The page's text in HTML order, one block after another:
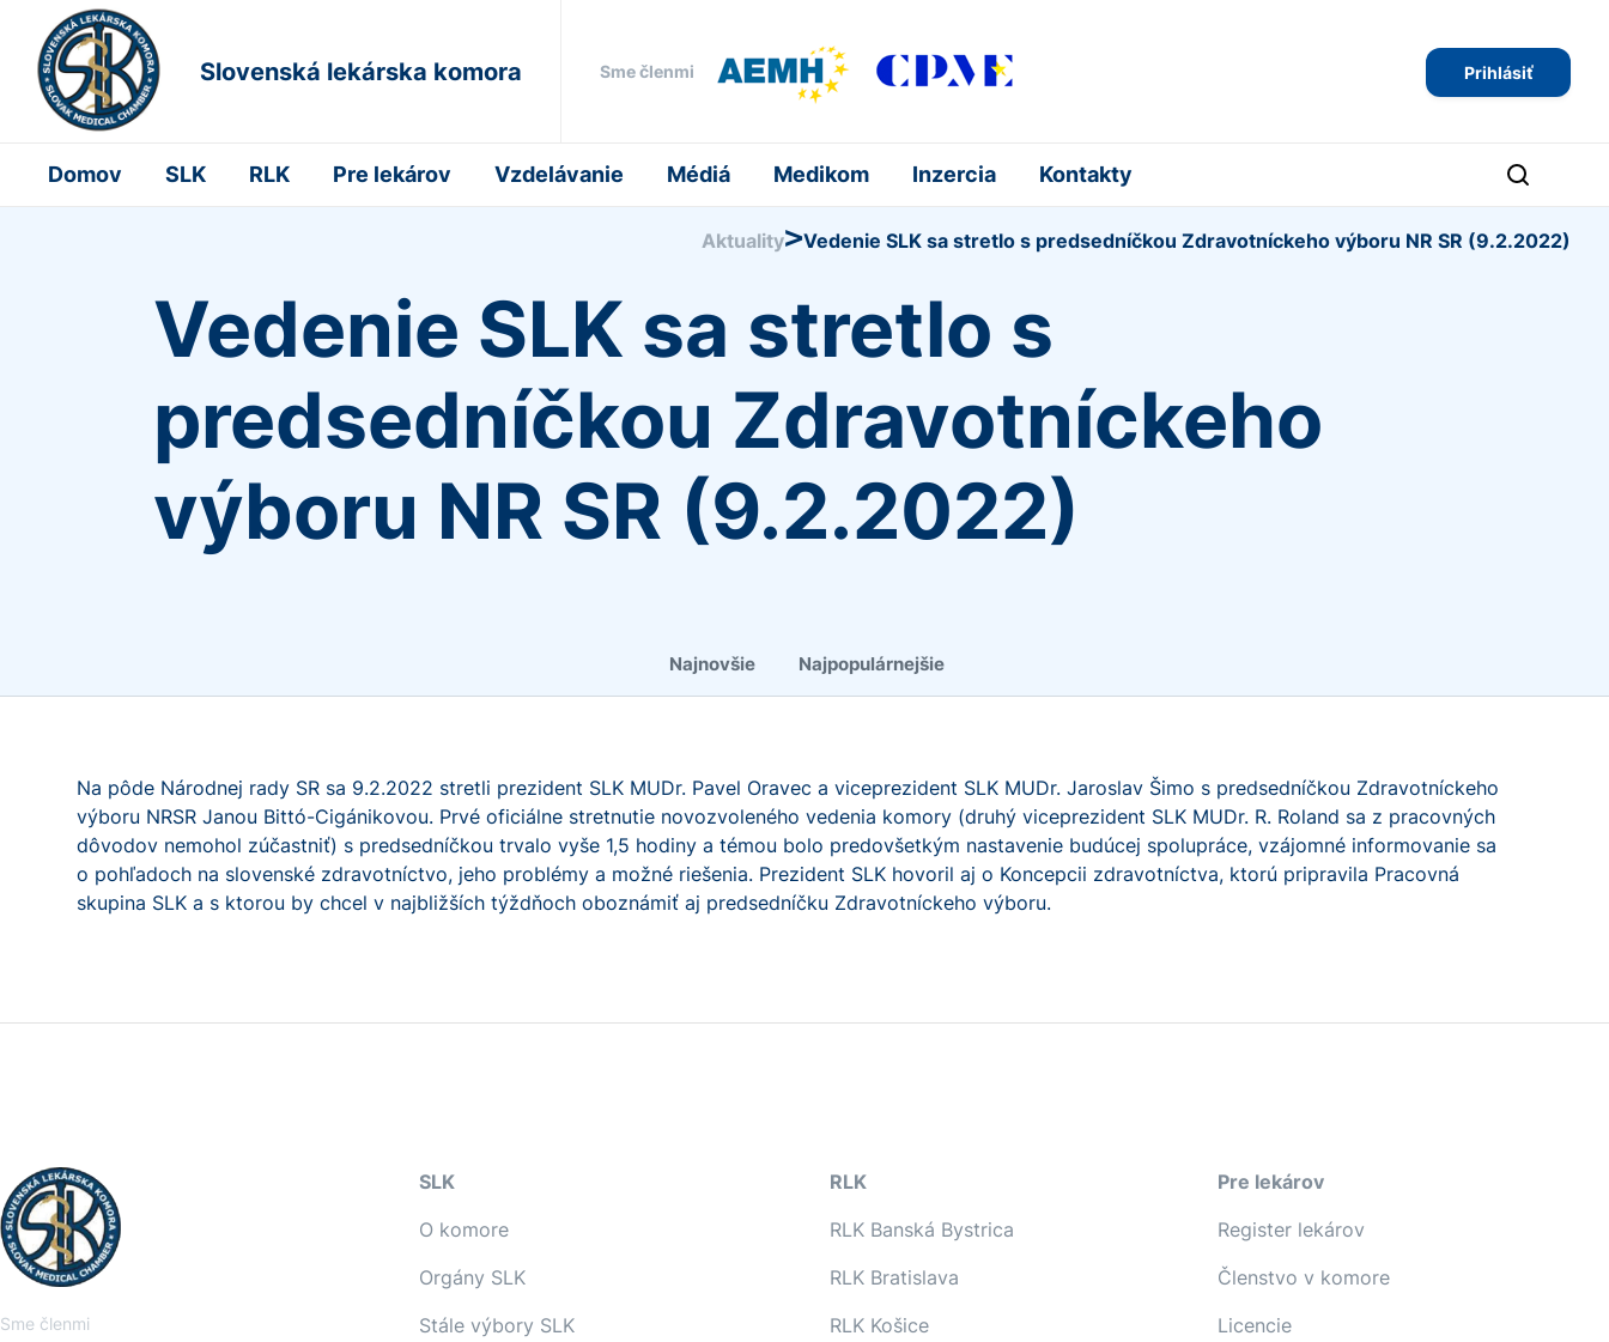
Slovenská lekárska komora Sme členmi Prihlásiť
Domov SLK RLK Pre lekárov Vzdelávanie Médiá Medikom Inzercia Kontakty
Aktuality>Vedenie SLK sa stretlo s predsedníčkou Zdravotníckeho výboru NR SR (9.2.2022)
Vedenie SLK sa stretlo s
predsedníčkou Zdravotníckeho
výboru NR SR (9.2.2022)
Najnovšie Najpopulárnejšie
Na pôde Národnej rady SR sa 9.2.2022 stretli prezident SLK MUDr. Pavel Oravec a viceprezident SLK MUDr. Jaroslav Šimo s predsedníčkou Zdravotníckeho
výboru NRSR Janou Bittó-Cigánikovou. Prvé oficiálne stretnutie novozvoleného vedenia komory (druhý viceprezident SLK MUDr. R. Roland sa z pracovných
dôvodov nemohol zúčastniť) s predsedníčkou trvalo vyše 1,5 hodiny a témou bolo predovšetkým nastavenie budúcej spolupráce, vzájomné informovanie sa
o pohľadoch na slovenské zdravotníctvo, jeho problémy a možné riešenia. Prezident SLK hovoril aj o Koncepcii zdravotníctva, ktorú pripravila Pracovná
skupina SLK a s ktorou by chcel v najbližších týždňoch oboznámiť aj predsedníčku Zdravotníckeho výboru.
Sme členmi
SLK
O komore
Orgány SLK
Stále výbory SLK
RLK
RLK Banská Bystrica
RLK Bratislava
RLK Košice
Pre lekárov
Register lekárov
Členstvo v komore
Licencie